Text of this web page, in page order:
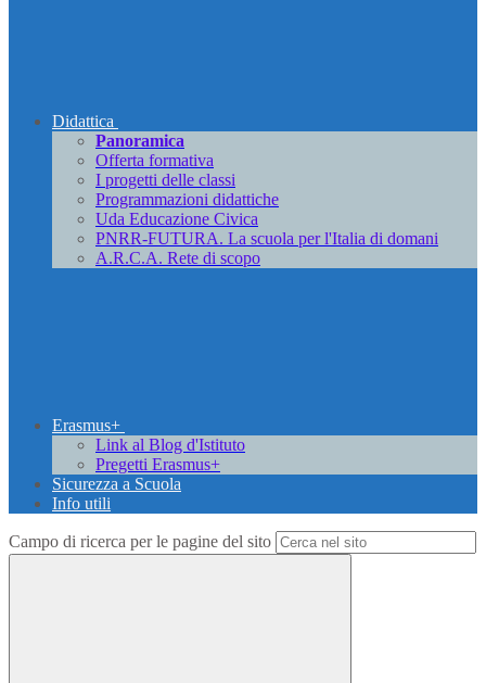
Didattica
Panoramica
Offerta formativa
I progetti delle classi
Programmazioni didattiche
Uda Educazione Civica
PNRR-FUTURA. La scuola per l'Italia di domani
A.R.C.A. Rete di scopo
Erasmus+
Link al Blog d'Istituto
Pregetti Erasmus+
Sicurezza a Scuola
Info utili
Campo di ricerca per le pagine del sito